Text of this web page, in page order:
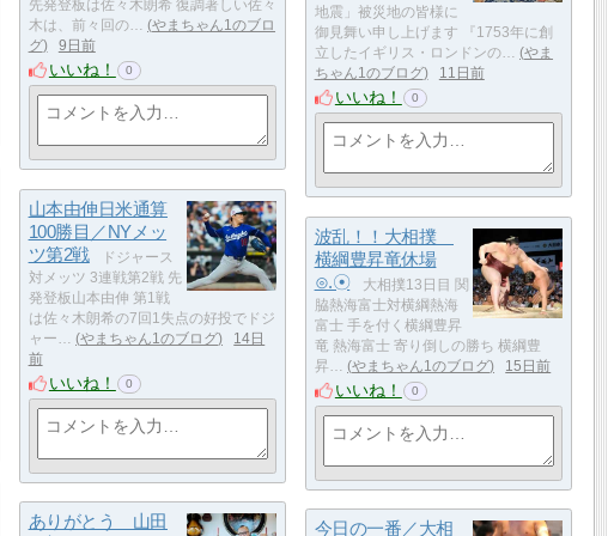
先発登板は佐々木朗希 復調著しい佐々
木は、前々回の…
やまちゃん1のブロ
グ
9日前
いいね！ 0
地震」被災地の皆様に
御見舞い申し上げます 『1753年に創
立したイギリス・ロンドンの…
やま
ちゃん1のブログ
11日前
いいね！ 0
山本由伸日米通算
100勝目／NYメッ
ツ第2戦
ドジャース
対メッツ 3連戦第2戦 先
発登板山本由伸 第1戦
は佐々木朗希の7回1失点の好投でドジ
ャー…
やまちゃん1のブログ
14日
前
いいね！ 0
波乱！！大相撲
横綱豊昇竜休場
⊙.☉
大相撲13日目 関
脇熱海富士対横綱熱海
富士 手を付く横綱豊昇
竜 熱海富士 寄り倒しの勝ち 横綱豊
昇…
やまちゃん1のブログ 15日前
いいね！ 0
ありがとう 山田
今日の一番／大相